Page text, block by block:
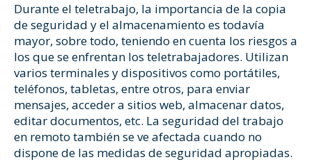
Durante el teletrabajo, la importancia de la copia
de seguridad y el almacenamiento es todavía
mayor, sobre todo, teniendo en cuenta los riesgos a
los que se enfrentan los teletrabajadores. Utilizan
varios terminales y dispositivos como portátiles,
teléfonos, tabletas, entre otros, para enviar
mensajes, acceder a sitios web, almacenar datos,
editar documentos, etc. La seguridad del trabajo
en remoto también se ve afectada cuando no
dispone de las medidas de seguridad apropiadas.